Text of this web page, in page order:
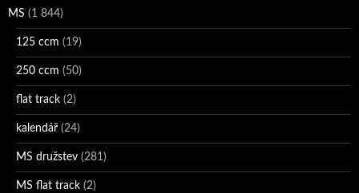
MS (1 844)
125 ccm (19)
250 ccm (50)
flat track (2)
kalendář (24)
MS družstev (281)
MS flat track (2)